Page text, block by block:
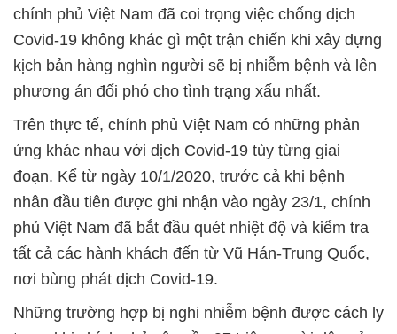
chính phủ Việt Nam đã coi trọng việc chống dịch
Covid-19 không khác gì một trận chiến khi xây dựng
kịch bản hàng nghìn người sẽ bị nhiễm bệnh và lên
phương án đối phó cho tình trạng xấu nhất.
Trên thực tế, chính phủ Việt Nam có những phản
ứng khác nhau với dịch Covid-19 tùy từng giai
đoạn. Kể từ ngày 10/1/2020, trước cả khi bệnh
nhân đầu tiên được ghi nhận vào ngày 23/1, chính
phủ Việt Nam đã bắt đầu quét nhiệt độ và kiểm tra
tất cả các hành khách đến từ Vũ Hán-Trung Quốc,
nơi bùng phát dịch Covid-19.
Những trường hợp bị nghi nhiễm bệnh được cách ly